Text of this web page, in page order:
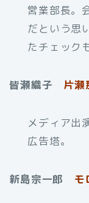
営業部長。
だという思
たチェック
皆瀬織子 片瀬
メディア出
広告塔。
新島宗一郎 モ